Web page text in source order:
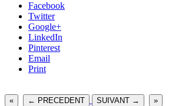
Facebook
Twitter
Google+
LinkedIn
Pinterest
Email
Print
« ← PRECEDENT SUIVANT → »